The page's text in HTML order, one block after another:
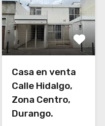
Casa en venta
Calle Hidalgo,
Zona Centro,
Durango.